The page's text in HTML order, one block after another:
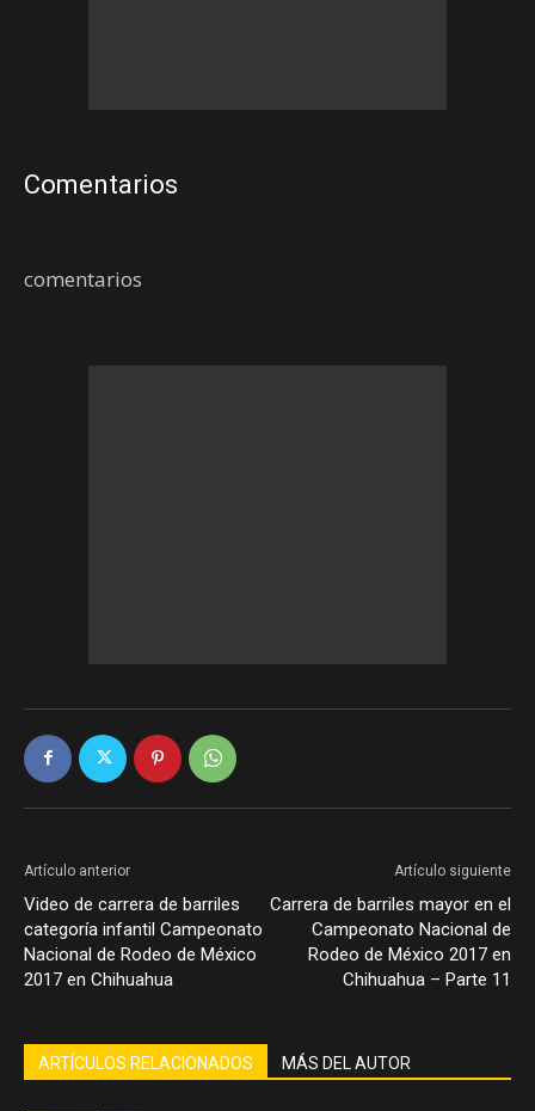
Comentarios
comentarios
Artículo anterior
Video de carrera de barriles
categoría infantil Campeonato
Nacional de Rodeo de México
2017 en Chihuahua
Artículo siguiente
Carrera de barriles mayor en el
Campeonato Nacional de
Rodeo de México 2017 en
Chihuahua – Parte 11
ARTÍCULOS RELACIONADOS MÁS DEL AUTOR